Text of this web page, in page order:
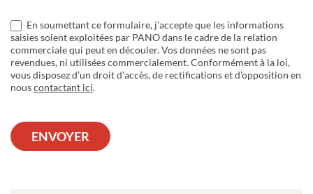
En soumettant ce formulaire, j’accepte que les informations
saisies soient exploitées par PANO dans le cadre de la relation
commerciale qui peut en découler. Vos données ne sont pas
revendues, ni utilisées commercialement. Conformément à la loi,
vous disposez d’un droit d’accès, de rectifications et d’opposition en
nouscontactant ici.
ENVOYER